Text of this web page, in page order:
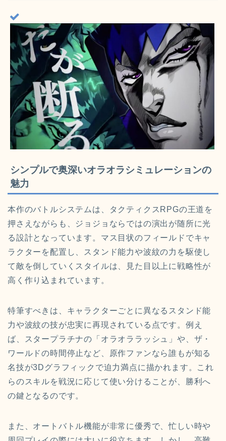
シンプルで奥深いオラオラシミュレーションの
魅力
本作のバトルシステムは、タクティクスRPGの王道を
押さえながらも、ジョジョならではの演出が随所に光
る設計となっています。マス目状のフィールドでキャ
ラクターを配置し、スタンド能力や波紋の力を駆使し
て敵を倒していくスタイルは、見た目以上に戦略性が
高く作り込まれています。
特筆すべきは、キャラクターごとに異なるスタンド能
力や波紋の技が忠実に再現されている点です。例え
ば、スタープラチナの「オラオララッシュ」や、ザ・
ワールドの時間停止など、原作ファンなら誰もが知る
名技が3Dグラフィックで迫力満点に描かれます。これ
らのスキルを戦況に応じて使い分けることが、勝利へ
の鍵となるのです。
また、オートバトル機能が非常に優秀で、忙しい時や